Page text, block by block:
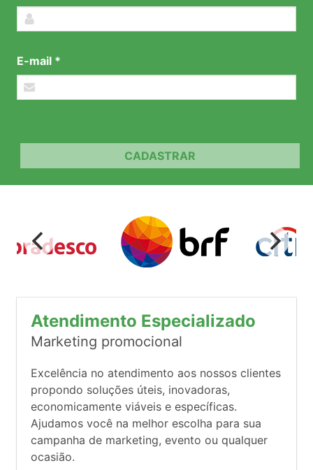
E-mail *
CADASTRAR
Atendimento Especializado
Marketing promocional
Excelência no atendimento aos nossos clientes
propondo soluções úteis, inovadoras,
economicamente viáveis e específicas.
Ajudamos você na melhor escolha para sua
campanha de marketing, evento ou qualquer
ocasião.